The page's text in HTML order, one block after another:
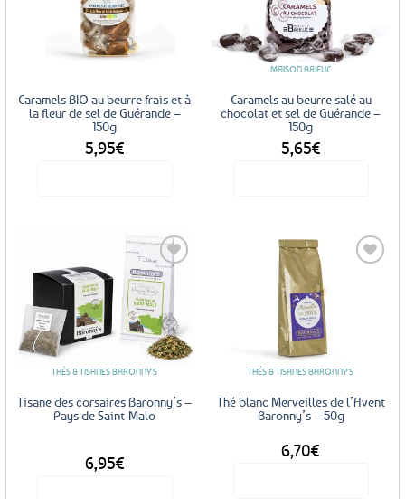
Caramels BIO au beurre frais et à
la fleur de sel de Guérande –
150g
5,95€
MAISON BRIEUC
Caramels au beurre salé au
chocolat et sel de Guérande –
150g
5,65€
Ajouter
aux
favoris
THÉS & TISANES BARONNY'S
Tisane des corsaires Baronny’s –
Pays de Saint-Malo
6,95€
THÉS & TISANES BARONNY'S
Thé blanc Merveilles de l’Avent
Baronny’s – 50g
6,70€